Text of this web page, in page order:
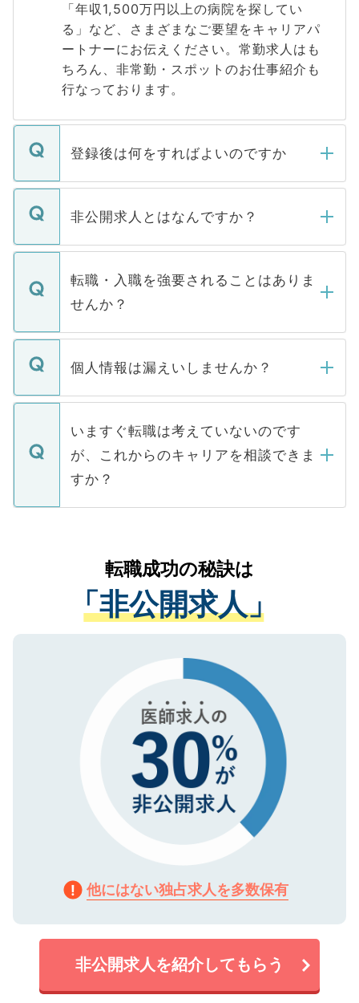
「年収1,500万円以上の病院を探してい
る」など、さまざまなご要望をキャリアパ
ートナーにお伝えください。常勤求人はも
ちろん、非常勤・スポットのお仕事紹介も
行なっております。
登録後は何をすればよいのですか
ご登録いただきましたら、弊社担当者がご
登録内容を確認し、その後メールもしくは
ます。通常、5営業日以内にはご連絡をせて
いただきますので、しばらくお待ちくださ
非公開求人とはなんですか？
マイナビDOCTORで取り扱っている求人の
うち約3割は、Webサイトからご覧いただ
けない「非公開求人」です。非公開求人は
下記の理由によって、一般には公開してい
ません。
■応募殺到を避けるため 人気のある医療機
関を公にしてしまうと、応募が殺到する場
に、医療機関が求める条件に合った人材の
みを人材紹介会社に依頼するケースが増え
ています。
転職・入職を強要されることはありま
せんか？
転職・入職を強要することは一切ありませ
ん。また、仮に応募先から内定をいただい
定を承諾する必要はありません。内定先へ
の辞退の連絡はキャリアパートナーが行い
個人情報は漏えいしませんか？
個人情報が漏えいすることはありませんの
で、ご安心ください。当サイトからの登録
などで収集したご登録者様の個人情報は、
ご本人のキャリアアップおよび転職活動の
支援を目的に使用いたします。お預かりし
ているすべての個人データはご本人の許可
は、個人情報の取り扱いについての厳密な
管理基準を満たした事業者のみに付与され
る、プライバシーマークを取得済みです。
で、機密保持に関してもご安心ください。
いますぐ転職は考えていないのです
が、これからのキャリアを相談できま
すか？
かがいして、現在の医療機関の状況や紹介
経験をまじえながら、適切なアドバイスを
させていただきます。すぐにご転職をされ
ない方には、長期的なサポートが可能です
ので、まずはご登録ください。
転職成功の秘訣は
「非公開求人」
他にはない独占求人を多数保有
非公開求人を紹介してもらう